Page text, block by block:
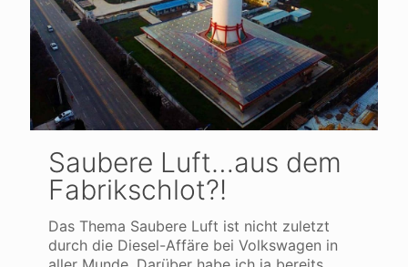
Saubere Luft…aus dem
Fabrikschlot?!
Das Thema Saubere Luft ist nicht zuletzt
durch die Diesel-Affäre bei Volkswagen in